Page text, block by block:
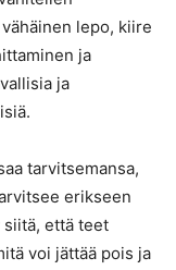
lepo, kiire
ja
ja
tarvitsemansa,
erikseen
että teet
voi jättää pois ja